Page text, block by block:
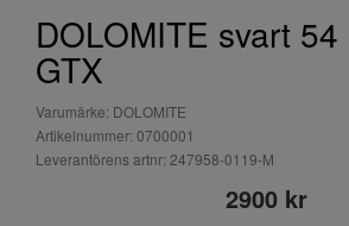
DOLOMITE svart 54
GTX
Varumärke: DOLOMITE
Artikelnummer: 0700001
Leverantörens artnr: 247958-0119-M
2900 kr